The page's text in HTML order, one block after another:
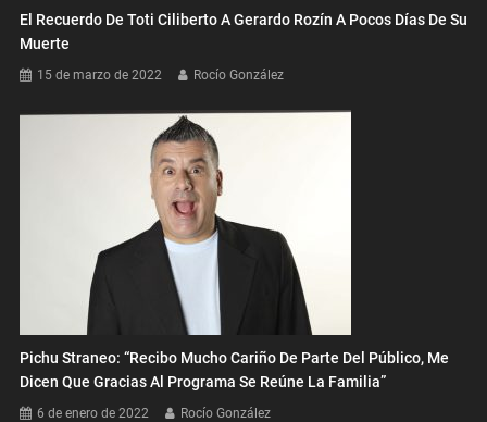
El Recuerdo De Toti Ciliberto A Gerardo Rozín A Pocos Días De Su
Muerte
15 de marzo de 2022 Rocío González
Pichu Straneo: “Recibo Mucho Cariño De Parte Del Público, Me
Dicen Que Gracias Al Programa Se Reúne La Familia”
6 de enero de 2022 Rocío González